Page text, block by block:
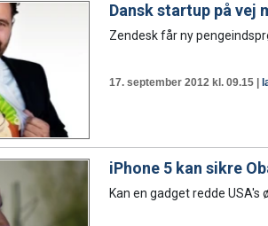
Dansk startup på vej
Zendesk får ny
17. september 2012 kl. 09.15 |
iPhone 5 kan sikre
Kan en gadget redde